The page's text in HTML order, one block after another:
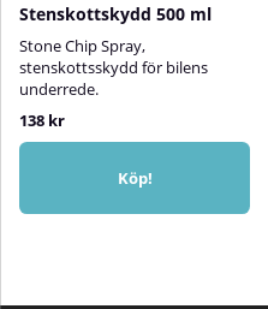
Stenskottskydd 500 ml
Stone Chip Spray,
stenskottsskydd för bilens
underrede.
138 kr
Köp!